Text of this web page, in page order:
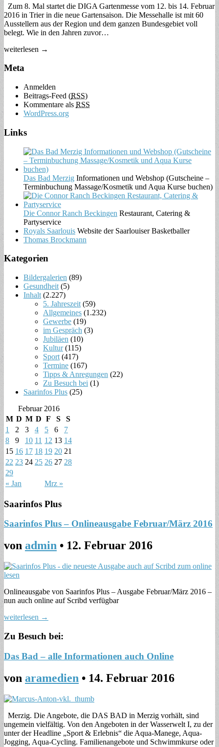
Zum 8. Mal startet die DIGA Gartenmesse vom 12. bis 14. Februar
2016 in Trier in die neue Gartensaison. Die Messehalle ist mit 60
Ausstellern aus der Region und dem ganzen Bundesgebiet voll
belegt. Wie in den Jahren zuvor…
weiterlesen →
Meta
Anmelden
Beitrags-Feed (RSS)
Kommentare als RSS
WordPress.org
Links
Das Bad Merzig Informationen und Webshop (Gutscheine –
Terminbuchung Massage/Kosmetik und Aqua Kurse buchen)
Die Connor Ranch Beckingen Restaurant, Catering &
Partyservice
Royals Saarlouis Website der Saarlouiser Basketballer
Thomas Brockmann
Kategorien
Bildergalerien (89)
Gesundheit (5)
Inhalt (2.227)
5. Jahreszeit (59)
Allgemeines (1.232)
Gewerbe (19)
im Gespräch (3)
Jubiläen (10)
Kultur(115)
Sport (417)
Termine (167)
Tipps & Anregungen (22)
Zu Besuch bei (1)
Saarinfos Plus (25)
Februar 2016
M D M D F S S
« Jan Mrz »
1 2 3 4 5 6
7
8
9 10 11 12 13 14
15 16 17 18 19 20 21
22 23 24 25 26 27 28
29
Saarinfos Plus
Saarinfos Plus – Onlineausgabe Februar/März 2016
von admin • 12. Februar 2016
Onlineausgabe von Saarinfos Plus – Ausgabe Februar/März 2016 –
nun auch online auf Scribd verfügbar
weiterlesen →
Zu Besuch bei:
Das Bad – alle Informationen auch Online
von aramedien • 14. Februar 2016
Merzig. Die Angebote, die DAS BAD in Merzig vorhält, sind
ungemein vielfältig. Von den Angeboten in der Wasserwelt I, zu der
unter der Headline „Sport & Erlebnis“ die Aqua-Manege, Aqua-
Jogging, Aqua-Cycling. Familienangebote und Schwimmkurse oder